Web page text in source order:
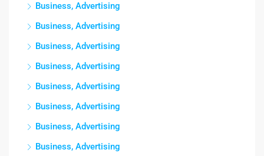
Business, Advertising
Business, Advertising
Business, Advertising
Business, Advertising
Business, Advertising
Business, Advertising
Business, Advertising
Business, Advertising